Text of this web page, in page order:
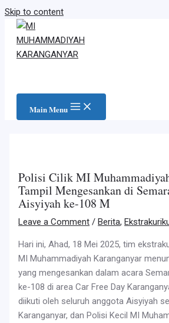
Skip to content
Main Menu
Polisi Cilik MI
Tampil Mengesankan di
Aisyiyah ke-108 M
Leave a Comment /Berita,
Hari ini, Ahad, 18 Mei 2025, tim
MI Muhammadiyah Karanganyar
yang mengesankan dalam acara
ke-108 di area Car Free Day
diikuti oleh seluruh anggota Aisyiyah
Karanganyar, dan Polisi Kecil MI